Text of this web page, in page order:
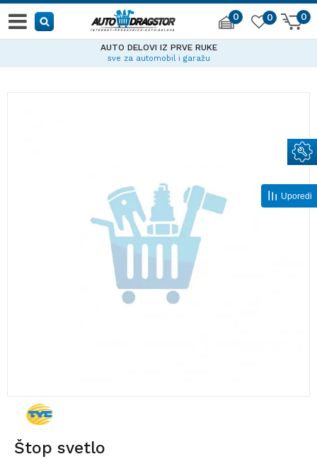
0 0
0
AUTO DELOVI IZ PRVE RUKE
sve za automobil i garažu
Štop svetlo
Uporedi